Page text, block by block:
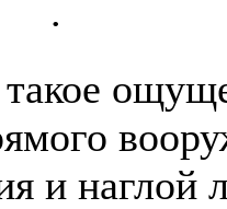
.
и наглой